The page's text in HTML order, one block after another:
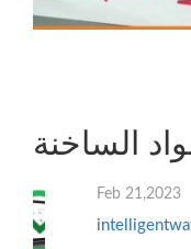
الساخنة
Feb 21,2023